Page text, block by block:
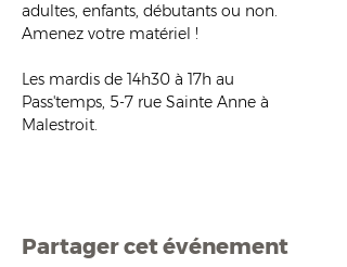
adultes, enfants, débutants ou non.
Amenez votre matériel !
Les mardis de 14h30 à 17h au
Pass'temps, 5-7 rue Sainte Anne à
Malestroit.
Partager cet événement